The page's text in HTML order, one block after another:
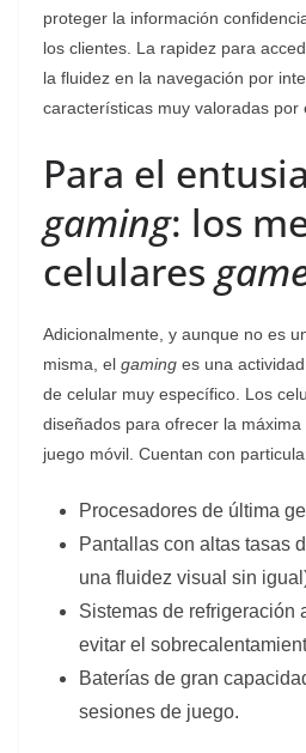
proteger la información
los clientes. La rapidez para
la fluidez en la navegación por
características muy valoradas por
Para el
gaming: los
celulares
Adicionalmente, y aunque no es
misma, el gaming es una
de celular muy específico. Los
diseñados para ofrecer la máxima
juego móvil. Cuentan con
Procesadores de última
Pantallas con altas tasas
una fluidez visual sin
Sistemas de refrigeración
evitar el
Baterías de gran
sesiones de juego.